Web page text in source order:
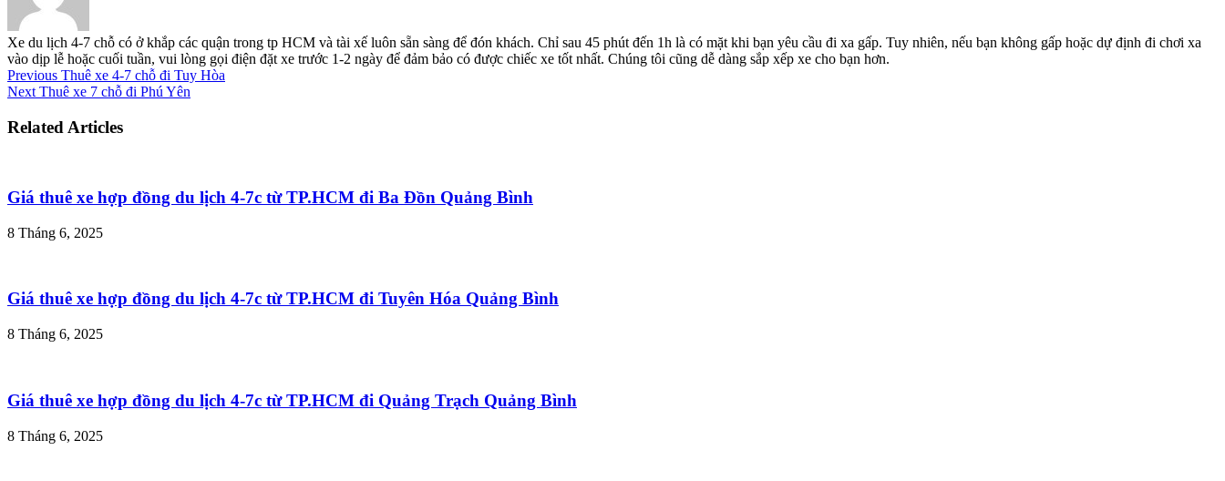
Xe du lịch 4-7 chỗ có ở khắp các quận trong tp HCM và tài xế luôn sẵn sàng để đón khách. Chỉ sau 45 phút đến 1h là có mặt khi bạn yêu cầu đi xa gấp. Tuy nhiên, nếu bạn không gấp hoặc dự định đi chơi xa
vào dịp lễ hoặc cuối tuần, vui lòng gọi điện đặt xe trước 1-2 ngày để đảm bảo có được chiếc xe tốt nhất. Chúng tôi cũng dễ dàng sắp xếp xe cho bạn hơn.
Previous Thuê xe 4-7 chỗ đi Tuy Hòa
Next Thuê xe 7 chỗ đi Phú Yên
Related Articles
Giá thuê xe hợp đồng du lịch 4-7c từ TP.HCM đi Ba Đồn Quảng Bình
8 Tháng 6, 2025
Giá thuê xe hợp đồng du lịch 4-7c từ TP.HCM đi Tuyên Hóa Quảng Bình
8 Tháng 6, 2025
Giá thuê xe hợp đồng du lịch 4-7c từ TP.HCM đi Quảng Trạch Quảng Bình
8 Tháng 6, 2025